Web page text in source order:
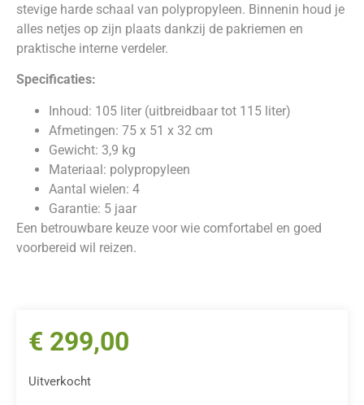
stevige harde schaal van polypropyleen. Binnenin houd je
alles netjes op zijn plaats dankzij de pakriemen en
praktische interne verdeler.
Specificaties:
Inhoud: 105 liter (uitbreidbaar tot 115 liter)
Afmetingen: 75 x 51 x 32 cm
Gewicht: 3,9 kg
Materiaal: polypropyleen
Aantal wielen: 4
Garantie: 5 jaar
Een betrouwbare keuze voor wie comfortabel en goed
voorbereid wil reizen.
€ 299,00
Uitverkocht